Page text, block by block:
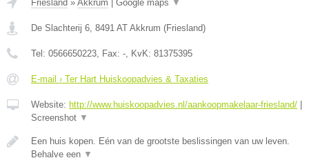
Friesland » Akkrum Google maps ▼
De Slachterij 6, 8491 AT Akkrum (Friesland)
Tel: 0566650223, Fax: -, KvK: 81375395
E-mail › Ter Hart Huiskoopadvies & Taxaties
Website: http://www.huiskoopadvies.nl/aankoopmakelaar-friesland/
Screenshot ▼
Een huis kopen. Eén van de grootste beslissingen van uw leven.
Behalve een ▼